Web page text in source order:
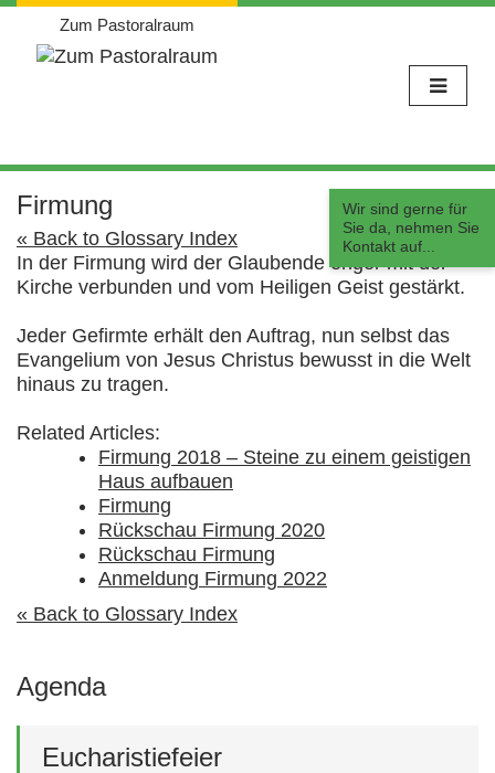
Weiter
zum
Zum Pastoralraum
Wir sind gerne für
Sie da, nehmen Sie
Kontakt auf...
Firmung
« Back to Glossary Index
In der Firmung wird der Glaubende enger mit der
Kirche verbunden und vom Heiligen Geist gestärkt.
Jeder Gefirmte erhält den Auftrag, nun selbst das
Evangelium von Jesus Christus bewusst in die Welt
hinaus zu tragen.
Related Articles:
Firmung 2018 – Steine zu einem geistigen
Haus aufbauen
Firmung
Rückschau Firmung 2020
Rückschau Firmung
Anmeldung Firmung 2022
« Back to Glossary Index
Agenda
Eucharistiefeier